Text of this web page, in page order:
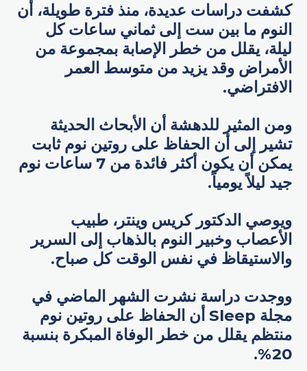
كشفت دراسات عديدة، منذ فترة طويلة، أن
النوم ما بين ست إلى ثماني ساعات كل
ليلة، يقلل من خطر الإصابة بمجموعة من
الأمراض وقد يزيد من متوسط العمر
الافتراضي.
ومن المثير للدهشة أن الأبحاث الحديثة
تشير إلى أن الحفاظ على روتين نوم ثابت
يمكن أن يكون أكثر فائدة من 7 ساعات نوم
جيد ليلاً يومياً.
ويوصي الدكتور كريس وينتر، طبيب
الأعصاب وخبير النوم بالذهاب إلى السرير
والاستيقاظ في نفس الوقت كل صباح.
ووجدت دراسة نشرت الشهر الماضي في
مجلة Sleep أن الحفاظ على روتين نوم
منتظم يقلل من خطر الوفاة المبكرة بنسبة
20%.